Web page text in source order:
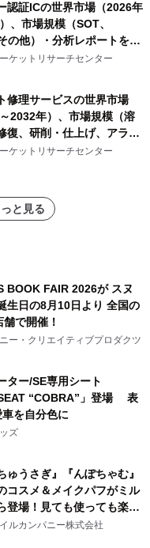
認証ICの世界市場（2026年
、市場規模（SOT、
の他）・分析レポートを発
ケットリサーチセンター
修理サービスの世界市場
～2032年）、市場規模（溶
復、研削・仕上げ、アライ
の他）・分析レポートを発
ケットリサーチセンター
と見る
BOOK FAIR 2026が スヌ
生日の8月10日より 全国の
で開催！
ー・クリエイティブプロダクツ
ター/SE専用シート
“COBRA”」登場 表
を自分色に
ズ
ゅうさぎ』『んぽちゃむ』
コスメ＆メイクパフがミル
登場！見ても使っても楽し
でキュートなコレクショ
ルカンパニー株式会社